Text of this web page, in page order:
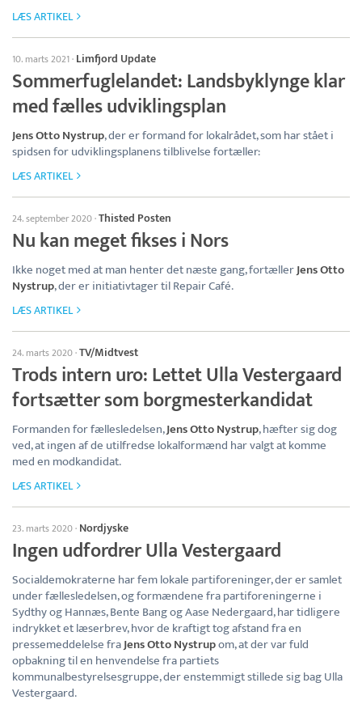
LÆS ARTIKEL
10. marts 2021· Limfjord Update
Sommerfuglelandet: Landsbyklynge klar
med fælles udviklingsplan
Jens Otto Nystrup, der er formand for lokalrådet, som har stået i
spidsen for udviklingsplanens tilblivelse fortæller:
LÆS ARTIKEL
24. september 2020·Thisted Posten
Nu kan meget fikses i Nors
Ikke noget med at man henter det næste gang, fortællerJens Otto
Nystrup, der er initiativtager til Repair Café.
LÆS ARTIKEL
24. marts 2020·TV/Midtvest
Trods intern uro: Lettet Ulla Vestergaard
fortsætter som borgmesterkandidat
Formanden for fællesledelsen,Jens Otto Nystrup, hæfter sig dog
ved, at ingen af de utilfredse lokalformænd har valgt at komme
med en modkandidat.
LÆS ARTIKEL
23. marts 2020· Nordjyske
Ingen udfordrer Ulla Vestergaard
Socialdemokraterne har fem lokale partiforeninger, der er samlet
under fællesledelsen, og formændene fra partiforeningerne i
Sydthy og Hannæs, Bente Bang og Aase Nedergaard, har tidligere
indrykket et læserbrev, hvor de kraftigt tog afstand fra en
pressemeddelelse fraJens Otto Nystrupom, at der var fuld
opbakning til en henvendelse fra partiets
kommunalbestyrelsesgruppe, der enstemmigt stillede sig bag Ulla
Vestergaard.